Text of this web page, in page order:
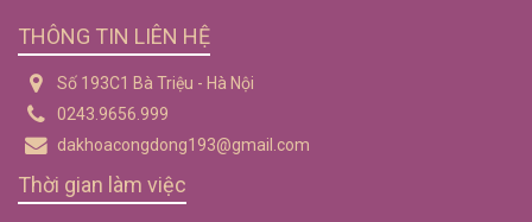
THÔNG TIN LIÊN HỆ
Số 193C1 Bà Triệu - Hà Nội
0243.9656.999
dakhoacongdong193@gmail.com
Thời gian làm việc